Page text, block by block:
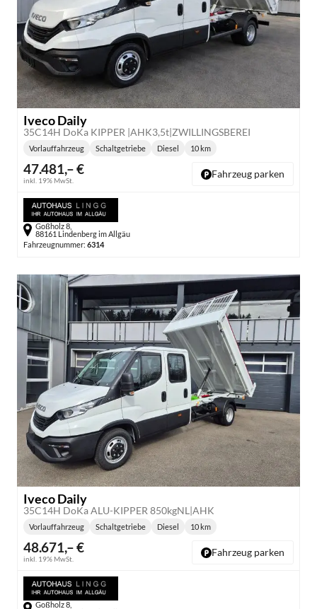
Iveco Daily
35C14H DoKa KIPPER |AHK3,5t|ZWILLINGSBEREI
47.481,– €
inkl. 19% MwSt.
Vorlauffahrzeug
Getriebe:
Schaltgetriebe Diesel 10 km
Fahrzeug parken
Goßholz 8,
88161 Lindenberg im Allgäu
Fahrzeugnummer: 6314
Iveco Daily
35C14H DoKa ALU-KIPPER 850kgNL|AHK
48.671,– €
inkl. 19% MwSt.
Vorlauffahrzeug
Getriebe:
Schaltgetriebe Diesel 10 km
Fahrzeug parken
Goßholz 8,